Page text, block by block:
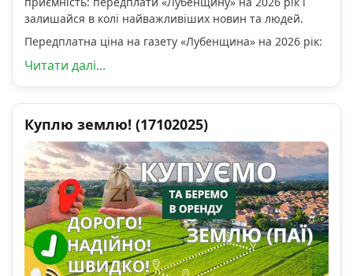
залишайся в колі найважливіших новин та людей.
Передплатна ціна на газету «Лубенщина» на 2026 рік:
Читати далі...
Куплю землю! (17102025)